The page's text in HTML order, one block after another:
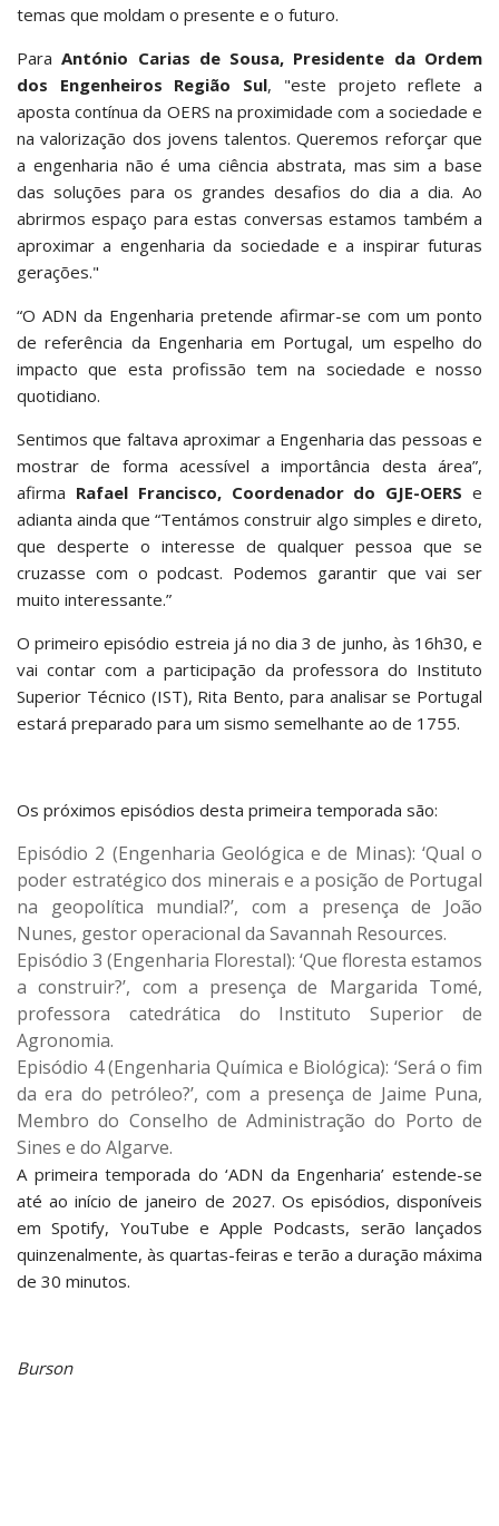
temas que moldam o presente e o futuro.
ParaAntónio Carias de Sousa, Presidente da Ordem
dos Engenheiros Região Sul, "este projeto reflete a
aposta contínua da OERS na proximidade com a sociedade e
na valorização dos jovens talentos. Queremos reforçar que
a engenharia não é uma ciência abstrata, mas sim a base
das soluções para os grandes desafios do dia a dia. Ao
abrirmos espaço para estas conversas estamos também a
aproximar a engenharia da sociedade e a inspirar futuras
gerações."
“O ADN da Engenharia pretende afirmar-se com um ponto
de referência da Engenharia em Portugal, um espelho do
impacto que esta profissão tem na sociedade e nosso
quotidiano.
Sentimos que faltava aproximar a Engenharia das pessoas e
mostrar de forma acessível a importância desta área”,
afirma Rafael Francisco, Coordenador do GJE-OERSe
adianta ainda que “Tentámos construir algo simples e direto,
que desperte o interesse de qualquer pessoa que se
cruzasse com o podcast. Podemos garantir que vai ser
muito interessante.”
O primeiro episódio estreia já no dia 3 de junho, às 16h30, e
vai contar com a participação da professora do Instituto
Superior Técnico (IST), Rita Bento, para analisar se Portugal
estará preparado para um sismo semelhante ao de 1755.
Os próximos episódios desta primeira temporada são:
Episódio 2 (Engenharia Geológica e de Minas): ‘Qual o
poder estratégico dos minerais e a posição de Portugal
na geopolítica mundial?’, com a presença de João
Nunes, gestor operacional da Savannah Resources.
Episódio 3 (Engenharia Florestal): ‘Que floresta estamos
a construir?’, com a presença de Margarida Tomé,
professora catedrática do Instituto Superior de
Agronomia.
Episódio 4 (Engenharia Química e Biológica): ‘Será o fim
da era do petróleo?’, com a presença de Jaime Puna,
Membro do Conselho de Administração do Porto de
Sines e do Algarve.
A primeira temporada do ‘ADN da Engenharia’ estende-se
até ao início de janeiro de 2027. Os episódios, disponíveis
em Spotify, YouTube e Apple Podcasts, serão lançados
quinzenalmente, às quartas-feiras e terão a duração máxima
de 30 minutos.
Burson